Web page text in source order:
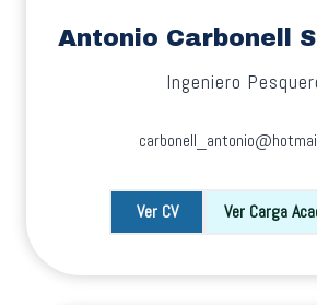
Antonio Carbonell
Ingeniero
Ver CV Ver Carga